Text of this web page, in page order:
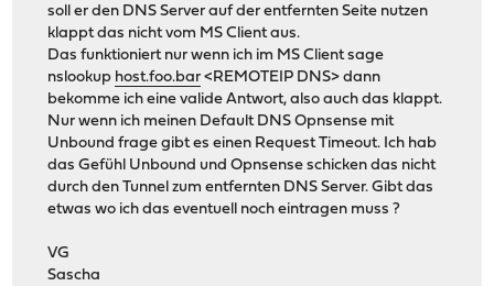
soll er den DNS Server auf der entfernten Seite nutzen
klappt das nicht vom MS Client aus.
Das funktioniert nur wenn ich im MS Client sage
nslookup host.foo.bar <REMOTEIP DNS> dann
bekomme ich eine valide Antwort, also auch das klappt.
Nur wenn ich meinen Default DNS Opnsense mit
Unbound frage gibt es einen Request Timeout. Ich hab
das Gefühl Unbound und Opnsense schicken das nicht
durch den Tunnel zum entfernten DNS Server. Gibt das
etwas wo ich das eventuell noch eintragen muss ?
VG
Sascha